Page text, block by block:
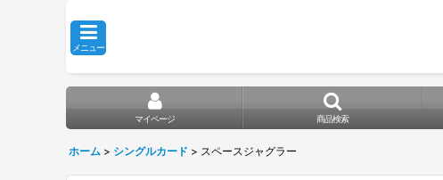
メニュー
マイページ 商品検索
ホーム > シングルカード > スペースジャグラー